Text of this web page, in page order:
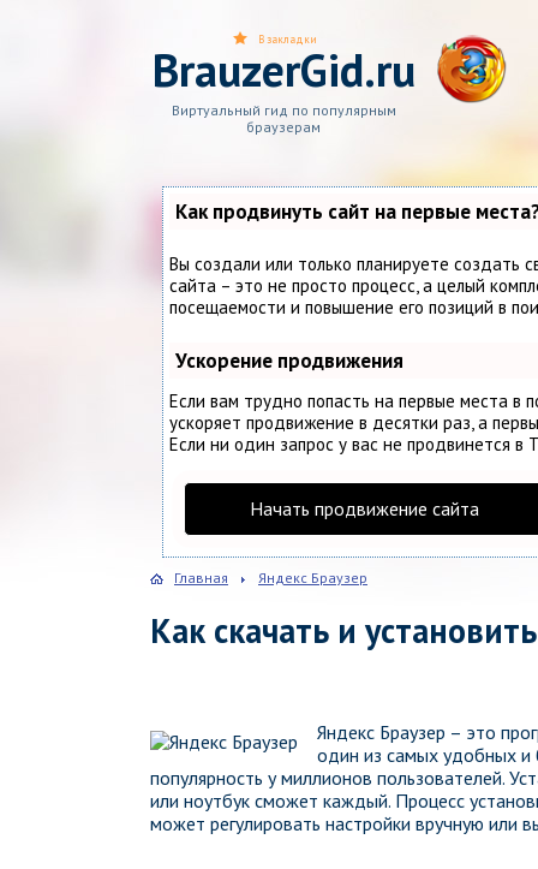
BrauzerGid.ru
Виртуальный гид по популярным
браузерам
В закладки
Как продвинуть сайт на первые
Вы создали или только планируете создать
сайта – это не просто процесс, а целый
посещаемости и повышение его позиций в
Ускорение продвижения
Если вам трудно попасть на первые места в
ускоряет продвижение в десятки раз, а
Если ни один запрос у вас не продвинется в
Начать продвижение сайта
Главная Яндекс Браузер
Как скачать и
Яндекс Браузер – это
один из самых удобных и
популярность у миллионов пользователей.
или ноутбук сможет каждый. Процесс
может регулировать настройки вручную или